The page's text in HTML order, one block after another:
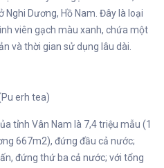
Dương, Hồ Nam. Đây là loại
viên gạch màu xanh, chứa một
và thời gian sử dụng lâu dài.
erh tea)
tỉnh Vân Nam là 7,4 triệu mẫu (1
667m2), đứng đầu cả nước;
đứng thứ ba cả nước; với tổng